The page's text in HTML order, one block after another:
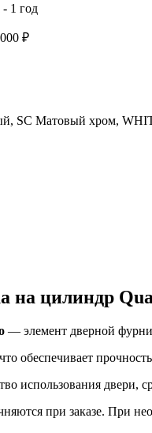
- 1 год
₽
SC Матовый хром,
на цилиндр
— элемент дверной
обеспечивает прочность
использования
при заказе. При